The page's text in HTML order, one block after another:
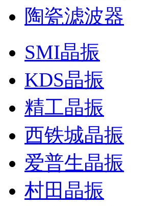
陶瓷滤波器
SMI晶振
KDS晶振
精工晶振
西铁城晶振
爱普生晶振
村田晶振